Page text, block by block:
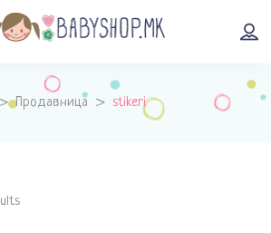
Продавница > stikeri